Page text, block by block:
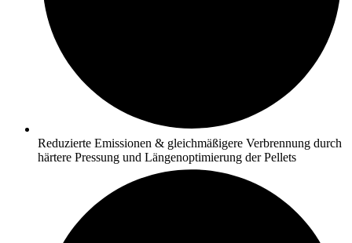
Reduzierte Emissionen & gleichmäßigere Verbrennung durch
härtere Pressung und Längenoptimierung der Pellets